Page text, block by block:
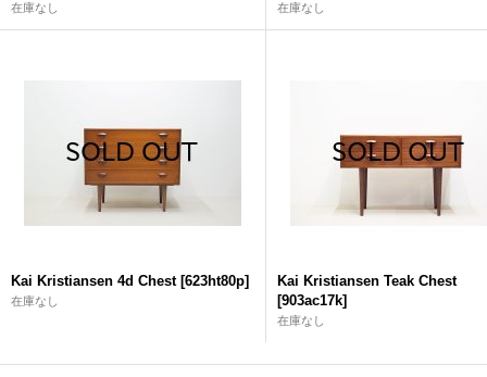
在庫なし 在庫なし
Kai Kristiansen 4d Chest [623ht80p]
在庫なし
Kai Kristiansen Teak Chest
[903ac17k]
在庫なし